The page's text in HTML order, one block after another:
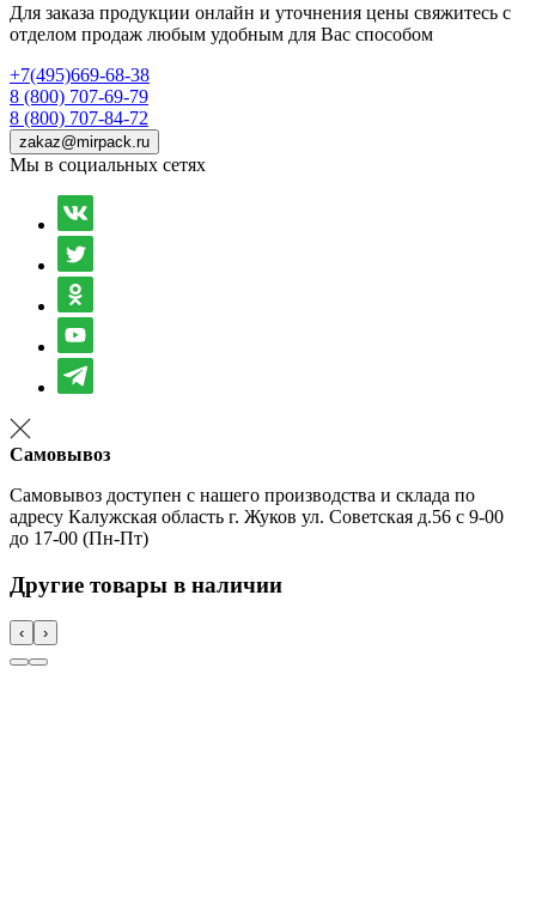
Для заказа продукции онлайн и уточнения цены свяжитесь с
отделом продаж любым удобным для Вас способом
+7(495)669-68-38
8 (800) 707-69-79
8 (800) 707-84-72
zakaz@mirpack.ru
Мы в социальных сетях
Самовывоз
Самовывоз доступен с нашего производства и склада по
адресу Калужская область г. Жуков ул. Советская д.56 с 9-00
до 17-00 (Пн-Пт)
Другие товары в наличии
‹ ›